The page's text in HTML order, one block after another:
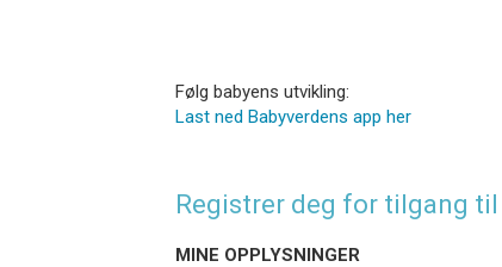
Følg babyens utvikling:
Last ned Babyverdens app her
Registrer deg for tilgang til
MINE OPPLYSNINGER